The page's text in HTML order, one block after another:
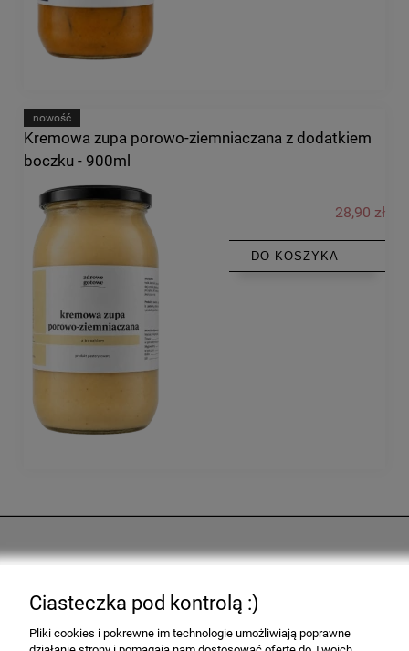
Kremowa zupa porowo-ziemniaczana z dodatkiem
boczku - 900ml
28,90 zł
DO KOSZYKA
nowość
Ciasteczka pod kontrolą :)
Pliki cookies i pokrewne im technologie umożliwiają poprawne